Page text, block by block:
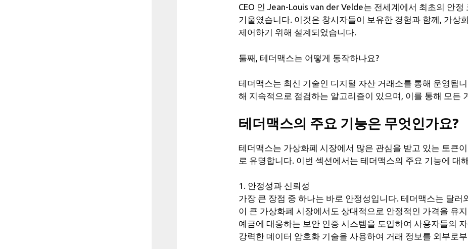
CEO 인 Jean-Louis van der Velde는 전세계에서 최초의 안
기울였습니다. 이것은 창시자들이 보유한 경험과 함께, 가상
제어하기 위해 설계되었습니다.
둘째, 테더맥스는 어떻게 동작하나요?
테더맥스는 최신 기술인 디지털 자산 거래소를 통해 운영됩
해 지속적으로 점검하는 알고리즘이 있으며, 이를 통해 모든
테더맥스의 주요 기능은 무엇인가요?
테더맥스는 가상화폐 시장에서 많은 관심을 받고 있는 토큰
로 유명합니다. 이번 섹션에서는 테더맥스의 주요 기능에 대
1. 안정성과 신뢰성
가장 큰 장점 중 하나는 바로 안정성입니다. 테더맥스는 달러
이 큰 가상화폐 시장에서도 상대적으로 안정적인 가격을 유
예금에 대응하는 보안 인증 시스템을 도입하여 사용자들의
강력한 데이터 암호화 기술을 사용하여 거래 정보를 외부로